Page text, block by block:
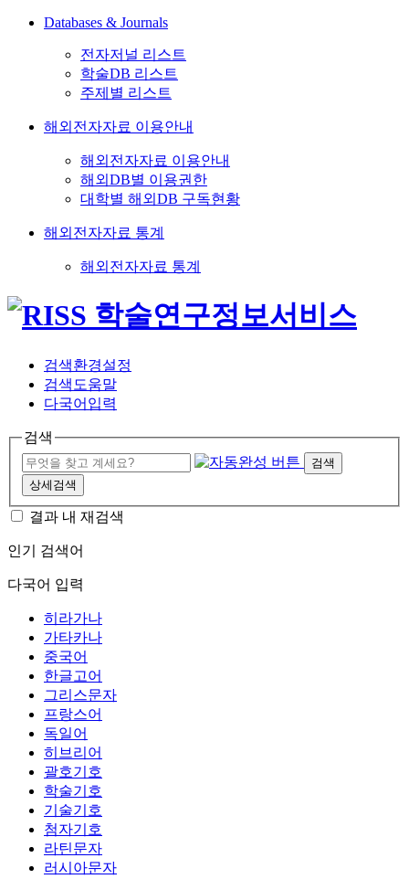
Databases & Journals
전자저널 리스트
학술DB 리스트
주제별 리스트
해외전자자료 이용안내
해외전자자료 이용안내
해외DB별 이용권한
대학별 해외DB 구독현황
해외전자자료 통계
해외전자자료 통계
검색환경설정
검색도움말
다국어입력
검색
검색
상세검색
결과 내 재검색
인기 검색어
다국어 입력
히라가나
가타카나
중국어
한글고어
그리스문자
프랑스어
독일어
히브리어
괄호기호
학술기호
기술기호
첨자기호
라틴문자
러시아문자